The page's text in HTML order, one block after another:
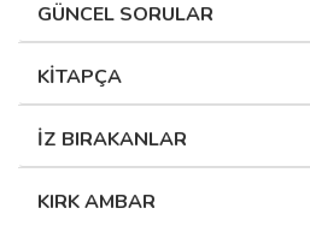
GÜNCEL SORULAR
KİTAPÇA
İZ BIRAKANLAR
KIRK AMBAR